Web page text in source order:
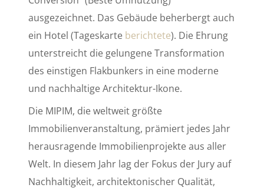
ausgezeichnet. Das Gebäude beherbergt auch
ein Hotel (Tageskarte berichtete). Die Ehrung
unterstreicht die gelungene Transformation
des einstigen Flakbunkers in eine moderne
und nachhaltige Architektur-Ikone.
Die MIPIM, die weltweit größte
Immobilienveranstaltung, prämiert jedes Jahr
herausragende Immobilienprojekte aus aller
Welt. In diesem Jahr lag der Fokus der Jury auf
Nachhaltigkeit, architektonischer Qualität,